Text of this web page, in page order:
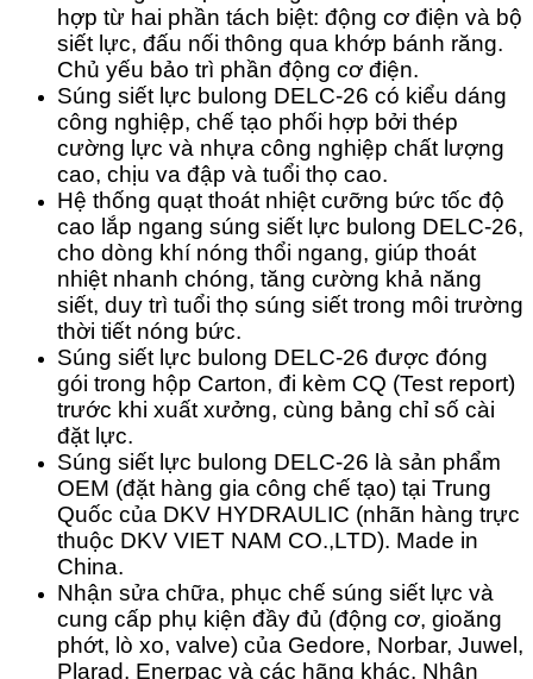
hợp từ hai phần tách biệt: động cơ điện và bộ
siết lực, đấu nối thông qua khớp bánh răng.
Chủ yếu bảo trì phần động cơ điện.
Súng siết lực bulong DELC-26 có kiểu dáng
công nghiệp, chế tạo phối hợp bởi thép
cường lực và nhựa công nghiệp chất lượng
cao, chịu va đập và tuổi thọ cao.
Hệ thống quạt thoát nhiệt cưỡng bức tốc độ
cao lắp ngang súng siết lực bulong DELC-26,
cho dòng khí nóng thổi ngang, giúp thoát
nhiệt nhanh chóng, tăng cường khả năng
siết, duy trì tuổi thọ súng siết trong môi trường
thời tiết nóng bức.
Súng siết lực bulong DELC-26 được đóng
gói trong hộp Carton, đi kèm CQ (Test report)
trước khi xuất xưởng, cùng bảng chỉ số cài
đặt lực.
Súng siết lực bulong DELC-26 là sản phẩm
OEM (đặt hàng gia công chế tạo) tại Trung
Quốc của DKV HYDRAULIC (nhãn hàng trực
thuộc DKV VIET NAM CO.,LTD). Made in
China.
Nhận sửa chữa, phục chế súng siết lực và
cung cấp phụ kiện đầy đủ (động cơ, gioăng
phớt, lò xo, valve) của Gedore, Norbar, Juwel,
Plarad, Enerpac và các hãng khác. Nhận